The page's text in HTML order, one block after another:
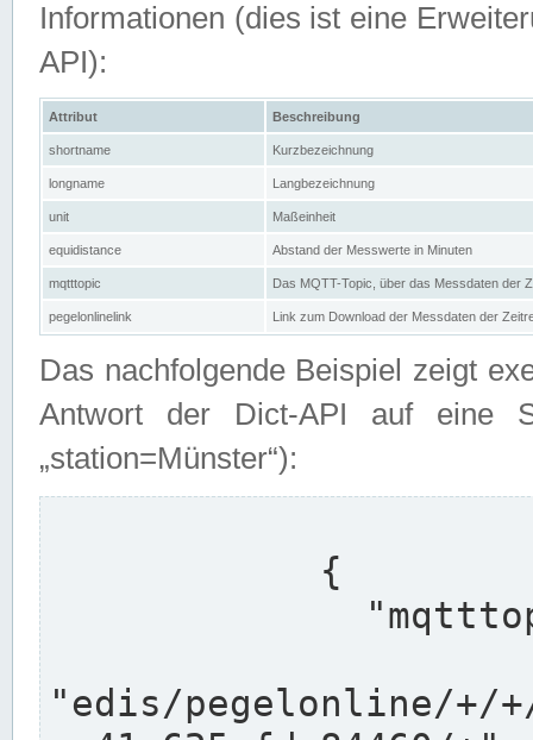
Informationen (dies ist eine
API):
Attribut Beschreibung
shortname Kurzbezeichnung
longname Langbezeichnung
unit Maßeinheit
equidistance Abstand der Messwerte in Minuten
mqtttopic Das MQTT-Topic, über das Messdaten der
pegelonlinelink Link zum Download der Messdaten der
Das nachfolgende Beispiel zeigt
Antwort der Dict-API auf eine
„station=Münster“):
"edis/pegelonline/+/